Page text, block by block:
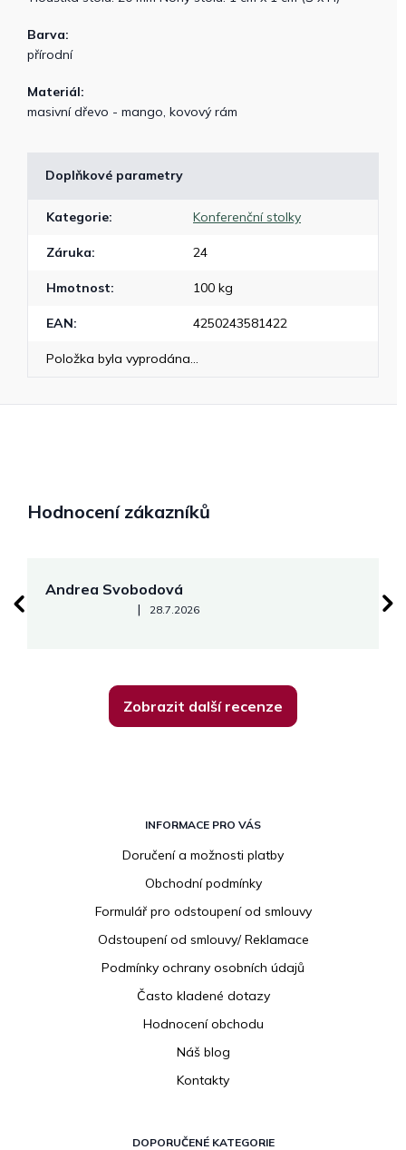
Barva:
přírodní
Materiál:
masivní dřevo - mango, kovový rám
Doplňkové parametry
Kategorie: Konferenční stolky
Záruka: 24
Hmotnost: 100 kg
EAN: 4250243581422
Položka byla vyprodána…
Hodnocení zákazníků
Andrea Svobodová
Hodnocení obchodu je 5 z 5 hvězdiček.
| 28.7.2026
Zobrazit další recenze
INFORMACE PRO VÁS
Doručení a možnosti platby
Obchodní podmínky
Formulář pro odstoupení od smlouvy
Odstoupení od smlouvy/ Reklamace
Podmínky ochrany osobních údajů
Často kladené dotazy
Hodnocení obchodu
Náš blog
Kontakty
DOPORUČENÉ KATEGORIE